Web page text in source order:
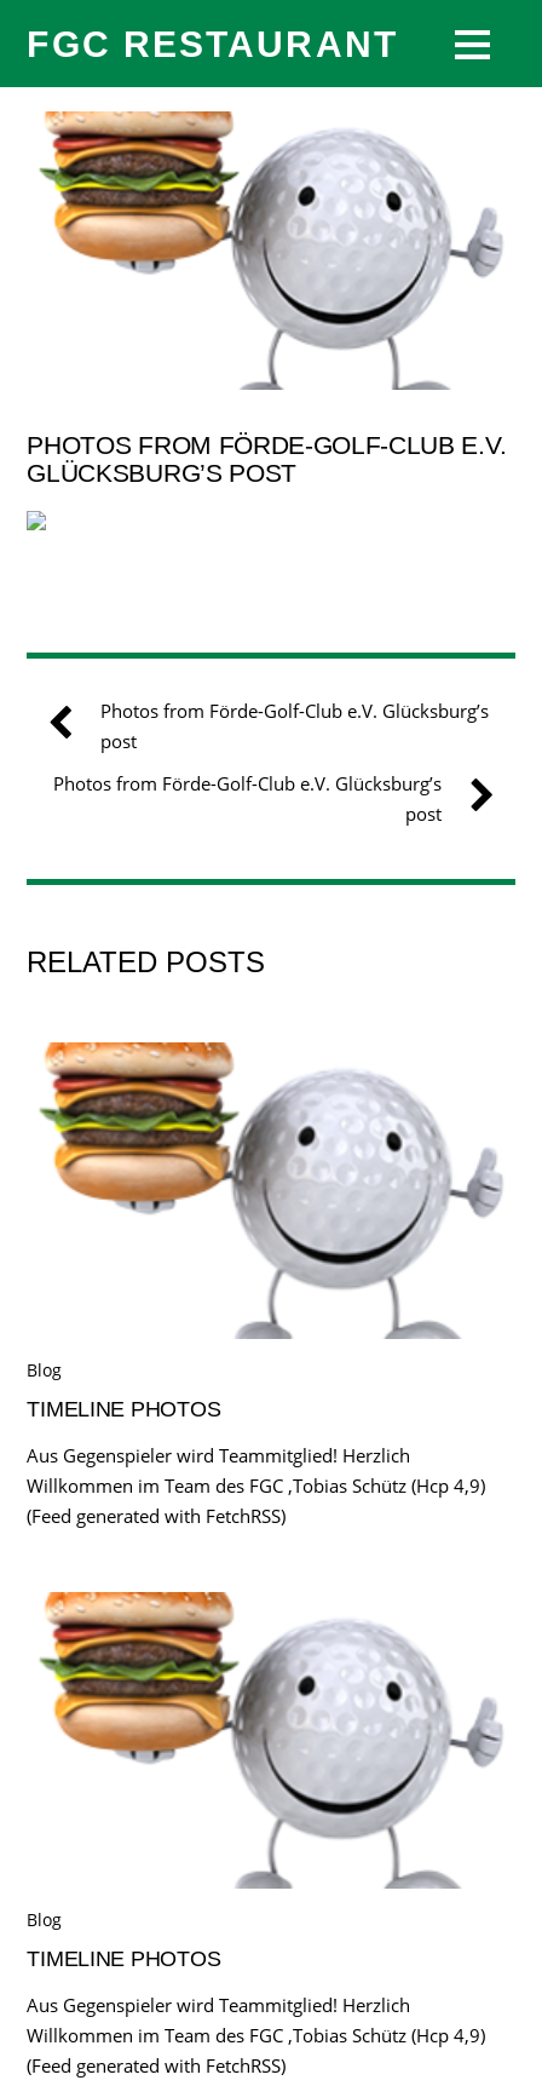
FGC RESTAURANT
PHOTOS FROM FÖRDE-GOLF-CLUB E.V.
GLÜCKSBURG’S POST
Photos from Förde-Golf-Club e.V. Glücksburg’s
post
Photos from Förde-Golf-Club e.V. Glücksburg’s
post
RELATED POSTS
Blog
TIMELINE PHOTOS
Aus Gegenspieler wird Teammitglied! Herzlich
Willkommen im Team des FGC ,Tobias Schütz (Hcp 4,9)
(Feed generated with FetchRSS)
Blog
TIMELINE PHOTOS
Aus Gegenspieler wird Teammitglied! Herzlich
Willkommen im Team des FGC ,Tobias Schütz (Hcp 4,9)
(Feed generated with FetchRSS)